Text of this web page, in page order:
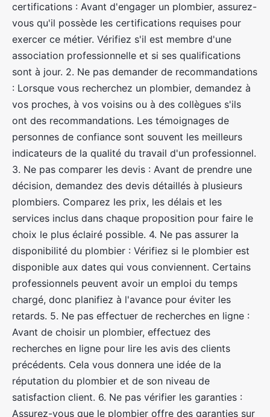
certifications : Avant d'engager un plombier, assurez-
vous qu'il possède les certifications requises pour
exercer ce métier. Vérifiez s'il est membre d'une
association professionnelle et si ses qualifications
sont à jour. 2. Ne pas demander de recommandations
: Lorsque vous recherchez un plombier, demandez à
vos proches, à vos voisins ou à des collègues s'ils
ont des recommandations. Les témoignages de
personnes de confiance sont souvent les meilleurs
indicateurs de la qualité du travail d'un professionnel.
3. Ne pas comparer les devis : Avant de prendre une
décision, demandez des devis détaillés à plusieurs
plombiers. Comparez les prix, les délais et les
services inclus dans chaque proposition pour faire le
choix le plus éclairé possible. 4. Ne pas assurer la
disponibilité du plombier : Vérifiez si le plombier est
disponible aux dates qui vous conviennent. Certains
professionnels peuvent avoir un emploi du temps
chargé, donc planifiez à l'avance pour éviter les
retards. 5. Ne pas effectuer de recherches en ligne :
Avant de choisir un plombier, effectuez des
recherches en ligne pour lire les avis des clients
précédents. Cela vous donnera une idée de la
réputation du plombier et de son niveau de
satisfaction client. 6. Ne pas vérifier les garanties :
Assurez-vous que le plombier offre des garanties sur